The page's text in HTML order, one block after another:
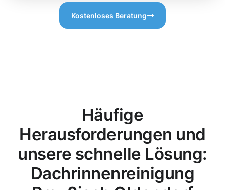
Kostenloses Beratung
Häufige
Herausforderungen und
unsere schnelle Lösung:
Dachrinnenreinigung